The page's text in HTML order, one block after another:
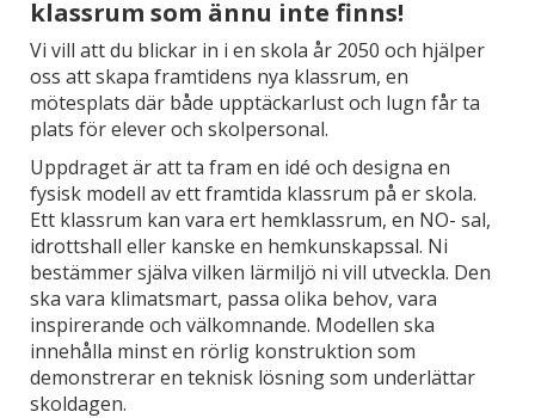
klassrum som ännu inte finns!
Vi vill att du blickar in i en skola år 2050 och hjälper
oss att skapa framtidens nya klassrum, en
mötesplats där både upptäckarlust och lugn får ta
plats för elever och skolpersonal.
Uppdraget är att ta fram en idé och designa en
fysisk modell av ett framtida klassrum på er skola.
Ett klassrum kan vara ert hemklassrum, en NO- sal,
idrottshall eller kanske en hemkunskapssal. Ni
bestämmer själva vilken lärmiljö ni vill utveckla. Den
ska vara klimatsmart, passa olika behov, vara
inspirerande och välkomnande. Modellen ska
innehålla minst en rörlig konstruktion som
demonstrerar en teknisk lösning som underlättar
skoldagen.